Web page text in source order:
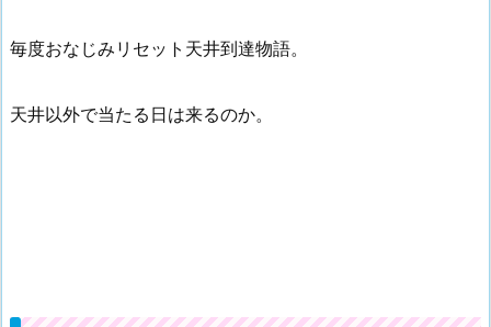
毎度おなじみリセット天井到達物語。
天井以外で当たる日は来るのか。